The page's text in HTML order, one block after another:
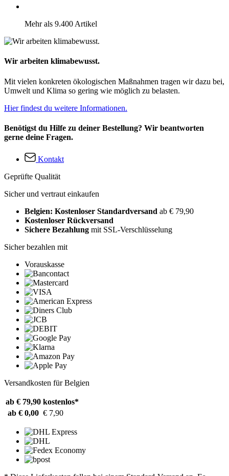
Mehr als 9.400 Artikel
Wir arbeiten klimabewusst.
Mit vielen konkreten ökologischen Maßnahmen tragen wir dazu bei,
Umwelt und Klima so gering wie möglich zu belasten.
Hier findest du weitere Informationen.
Benötigst du Hilfe zu deiner Bestellung? Wir beantworten
gerne deine Fragen.
Kontakt
Geprüfte Qualität
Sicher und vertraut einkaufen
Belgien: Kostenloser Standardversand ab € 79,90
Kostenloser Rückversand
Sichere Bezahlung mit SSL-Verschlüsselung
Sicher bezahlen mit
Vorauskasse
Versandkosten für Belgien
ab € 79,90 kostenlos*
ab € 0,00 € 7,90